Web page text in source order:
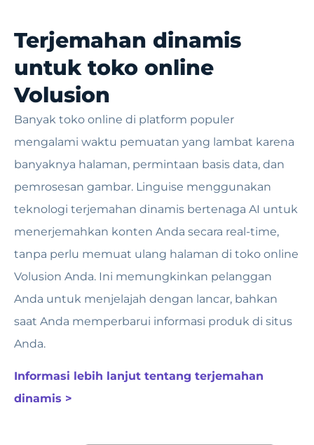
Terjemahan dinamis
untuk toko online
Volusion
Banyak toko online di platform populer
mengalami waktu pemuatan yang lambat karena
banyaknya halaman, permintaan basis data, dan
pemrosesan gambar. Linguise menggunakan
teknologi terjemahan dinamis bertenaga AI untuk
menerjemahkan konten Anda secara real-time,
tanpa perlu memuat ulang halaman di toko online
Volusion Anda. Ini memungkinkan pelanggan
Anda untuk menjelajah dengan lancar, bahkan
saat Anda memperbarui informasi produk di situs
Anda.
Informasi lebih lanjut tentang terjemahan
dinamis >